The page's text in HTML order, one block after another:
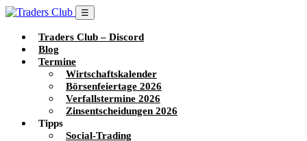
☰
Traders Club – Discord
Blog
Termine
Wirtschaftskalender
Börsenfeiertage 2026
Verfallstermine 2026
Zinsentscheidungen 2026
Tipps
Social-Trading